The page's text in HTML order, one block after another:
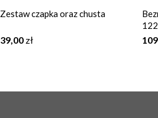
Zestaw czapka oraz chusta
39,00 zł
122